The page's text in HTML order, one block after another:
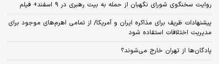
روایت سخنگوی شورای نگهبان از حمله به بیت رهبری در ۹ اسفند+ فیلم
پیشنهادات ظریف برای مذاکره ایران و آمریکا/ از تمامی اهرم‌های موجود برای
مدیریت اختلافات استفاده شود
پادگان‌ها از تهران خارج می‌شوند؟